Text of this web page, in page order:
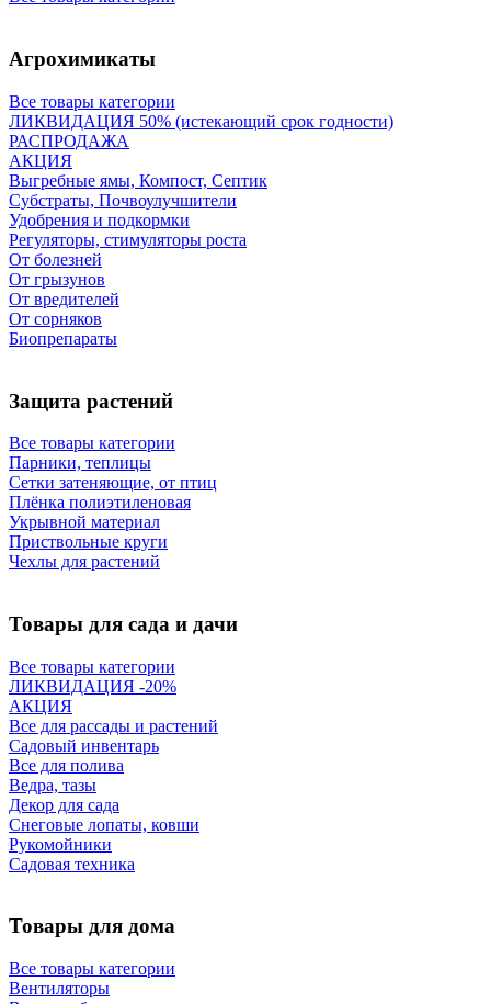
Агрохимикаты
Все товары категории
ЛИКВИДАЦИЯ 50% (истекающий срок годности)
РАСПРОДАЖА
АКЦИЯ
Выгребные ямы, Компост, Септик
Субстраты, Почвоулучшители
Удобрения и подкормки
Регуляторы, стимуляторы роста
От болезней
От грызунов
От вредителей
От сорняков
Биопрепараты
Защита растений
Все товары категории
Парники, теплицы
Сетки затеняющие, от птиц
Плёнка полиэтиленовая
Укрывной материал
Приствольные круги
Чехлы для растений
Товары для сада и дачи
Все товары категории
ЛИКВИДАЦИЯ -20%
АКЦИЯ
Все для рассады и растений
Садовый инвентарь
Все для полива
Ведра, тазы
Декор для сада
Снеговые лопаты, ковши
Рукомойники
Садовая техника
Товары для дома
Все товары категории
Вентиляторы